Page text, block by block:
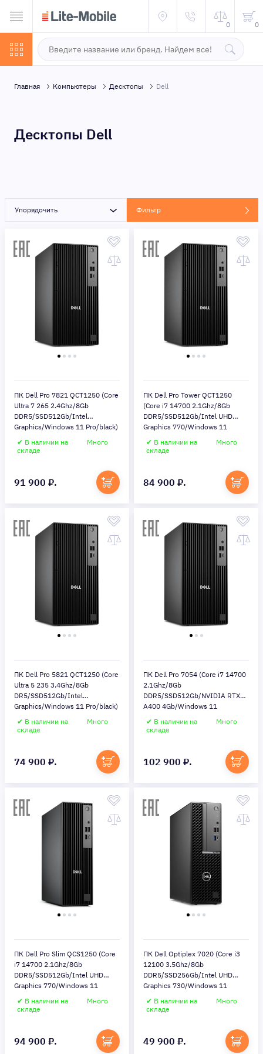
0 0
Главная Компьютеры Десктопы Dell
Десктопы Dell
Упорядочить Фильтр
ПК Dell Pro 7821 QCT1250 (Core
Ultra 7 265 2.4Ghz/8Gb
DDR5/SSD512Gb/Intel
Graphics/Windows 11 Pro/black)
✔ В наличии на
складе
Много
91 900 ₽.
ПК Dell Pro Tower QCT1250
(Core i7 14700 2.1Ghz/8Gb
DDR5/SSD512Gb/Intel UHD
Graphics 770/Windows 11
✔ В наличии на
складе
Много
84 900 ₽.
ПК Dell Pro 5821 QCT1250 (Core
Ultra 5 235 3.4Ghz/8Gb
DR5/SSD512Gb/Intel
Graphics/Windows 11 Pro/black)
✔ В наличии на
складе
Много
74 900 ₽.
ПК Dell Pro 7054 (Core i7 14700
2.1Ghz/8Gb
DDR5/SSD512Gb/NVIDIA RTX
A400 4Gb/Windows 11
✔ В наличии на
складе
Много
102 900 ₽.
ПК Dell Pro Slim QCS1250 (Core
i7 14700 2.1Ghz/8Gb
DDR5/SSD512Gb/Intel UHD
Graphics 770/Windows 11
✔ В наличии на
складе
Много
94 900 ₽.
ПК Dell Optiplex 7020 (Core i3
12100 3.5Ghz/8Gb
DDR5/SSD256Gb/Intel UHD
Graphics 730/Windows 11
✔ В наличии на
складе
Много
49 900 ₽.